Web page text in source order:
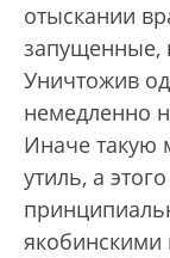
отыскании
запущенные,
Уничтожив
немедленно
Иначе такую
утиль, а
якобинскими